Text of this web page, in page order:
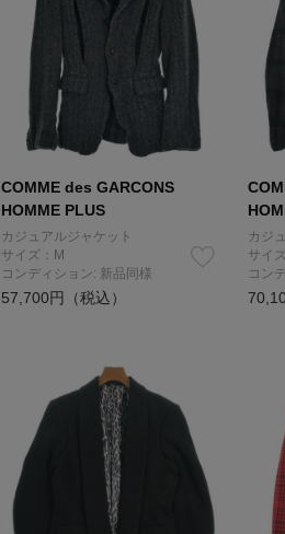
COMME des GARCONS
HOMME PLUS
カジュアルジャケット
サイズ：M
コンディション: 新品同様
57,700円（税込）
カジ
サイ
コン